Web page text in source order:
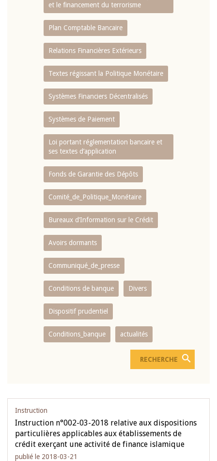
et le financement du terrorisme
Plan Comptable Bancaire
Relations Financières Extérieurs
Textes régissant la Politique Monétaire
Systèmes Financiers Décentralisés
Systèmes de Paiement
Loi portant réglementation bancaire et
ses textes d’application
Fonds de Garantie des Dépôts
Comité_de_Politique_Monétaire
Bureaux d’Information sur le Crédit
Avoirs dormants
Communiqué_de_presse
Conditions de banque Divers
Dispositif prudentiel
Conditions_banque actualités
Instruction
Instruction n°002-03-2018 relative aux dispositions
particulières applicables aux établissements de
crédit exerçant une activité de finance islamique
publié le 2018-03-21